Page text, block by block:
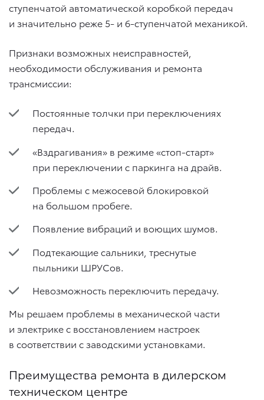
ступенчатой автоматической коробкой передач
и значительно реже 5- и 6-ступенчатой механикой.
Признаки возможных неисправностей,
необходимости обслуживания и ремонта
трансмиссии:
Постоянные толчки при переключениях
передач.
«Вздрагивания» в режиме «стоп-старт»
при переключении с паркинга на драйв.
Проблемы с межосевой блокировкой
на большом пробеге.
Появление вибраций и воющих шумов.
Подтекающие сальники, треснутые
пыльники ШРУСов.
Невозможность переключить передачу.
Мы решаем проблемы в механической части
и электрике с восстановлением настроек
в соответствии с заводскими установками.
Преимущества ремонта в дилерском
техническом центре